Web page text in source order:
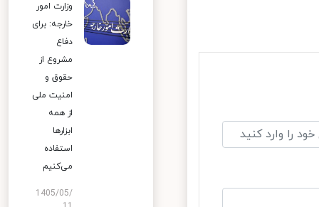
وزارت امور
خارجه: برای
دفاع
مشروع از
حقوق و
امنیت ملی
از همه
ابزارها
استفاده
می‌کنیم
1405/05/